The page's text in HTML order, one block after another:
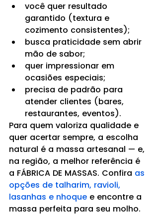
você quer resultado
garantido (textura e
cozimento consistentes);
busca praticidade sem abrir
mão de sabor;
quer impressionar em
ocasiões especiais;
precisa de padrão para
atender clientes (bares,
restaurantes, eventos).
Para quem valoriza qualidade e
quer acertar sempre, a escolha
natural é a massa artesanal — e,
na região, a melhor referência é
a FÁBRICA DE MASSAS. Confira as
opções de talharim, ravioli,
lasanhas e nhoque e encontre a
massa perfeita para seu molho.